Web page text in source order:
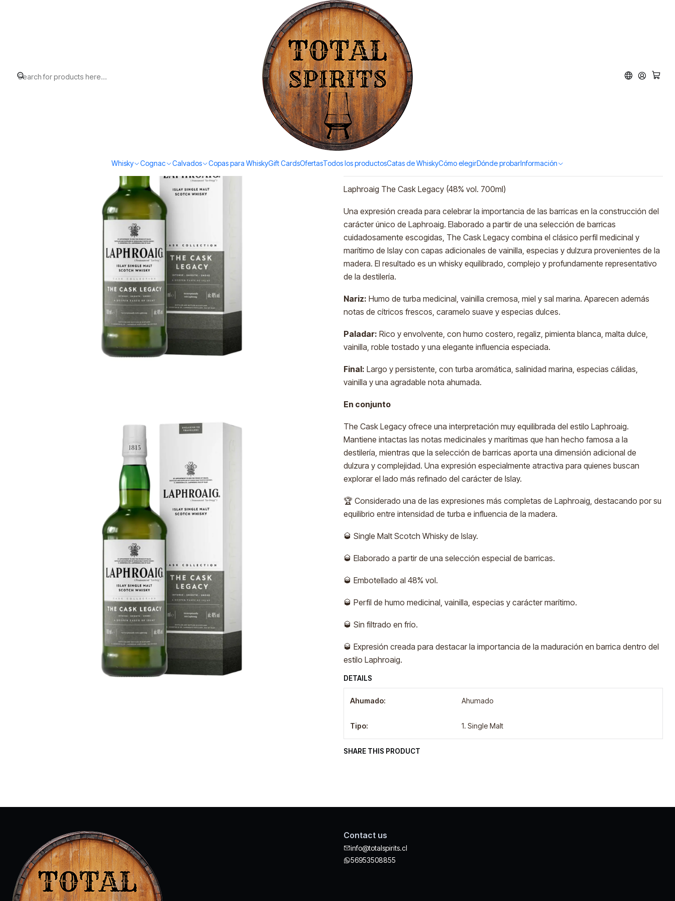
Whisky Cognac Calvados Copas para WhiskyGift CardsOfertasTodos los productosCatas de WhiskyCómo elegirDónde probarInformación
Todos los productos estan en stock. Despachamos a todo Chile.
|
Laphroaig The Cask Legacy
(48%vol. 700ml)
Quantity
DESCRIPTION
Laphroaig The Cask Legacy (48% vol. 700ml)
Una expresión creada para celebrar la importancia de las barricas en la construcción del
carácter único de Laphroaig. Elaborado a partir de una selección de barricas
cuidadosamente escogidas, The Cask Legacy combina el clásico perfil medicinal y
marítimo de Islay con capas adicionales de vainilla, especias y dulzura provenientes de la
madera. El resultado es un whisky equilibrado, complejo y profundamente representativo
de la destilería.
Nariz: Humo de turba medicinal, vainilla cremosa, miel y sal marina. Aparecen además
notas de cítricos frescos, caramelo suave y especias dulces.
Paladar: Rico y envolvente, con humo costero, regaliz, pimienta blanca, malta dulce,
vainilla, roble tostado y una elegante influencia especiada.
Final: Largo y persistente, con turba aromática, salinidad marina, especias cálidas,
vainilla y una agradable nota ahumada.
En conjunto
The Cask Legacy ofrece una interpretación muy equilibrada del estilo Laphroaig.
Mantiene intactas las notas medicinales y marítimas que han hecho famosa a la
destilería, mientras que la selección de barricas aporta una dimensión adicional de
dulzura y complejidad. Una expresión especialmente atractiva para quienes buscan
explorar el lado más refinado del carácter de Islay.
🏆 Considerado una de las expresiones más completas de Laphroaig, destacando por su
equilibrio entre intensidad de turba e influencia de la madera.
🥃 Single Malt Scotch Whisky de Islay.
🥃 Elaborado a partir de una selección especial de barricas.
🥃 Embotellado al 48% vol.
🥃 Perfil de humo medicinal, vainilla, especias y carácter marítimo.
🥃 Sin filtrado en frío.
🥃 Expresión creada para destacar la importancia de la maduración en barrica dentro del
estilo Laphroaig.
DETAILS
Ahumado: Ahumado
Tipo: 1. Single Malt
SHARE THIS PRODUCT
Contact us
info@totalspirits.cl
56953508855